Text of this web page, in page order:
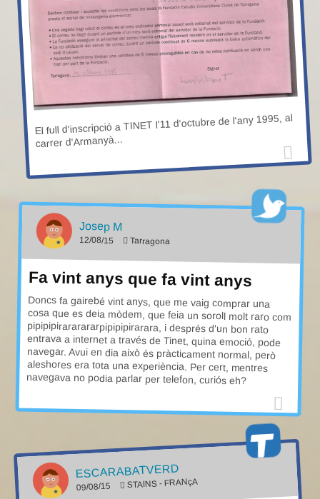
El full d'inscripció a TINET l'11 d'octubre de l'any 1995, al
carrer d'Armanyà...
Josep M
12/08/15 Tarragona
Fa vint anys que fa vint anys
Doncs fa gairebé vint anys, que me vaig comprar una
cosa que es deia mòdem, que feia un soroll molt raro com
pipipipirararararpipipipirarara, i després d'un bon rato
entrava a internet a través de Tinet, quina emoció, pode
navegar. Avui en dia això és pràcticament normal, però
aleshores era tota una experiència. Per cert, mentres
navegava no podia parlar per telefon, curiós eh?
ESCARABATVERD
09/08/15 STAINS - FRANçA